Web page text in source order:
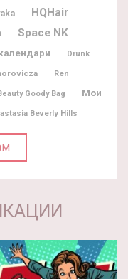
HQHair
Space NK
Drunk
Ren
Goody Bag
Мои
Beverly Hills